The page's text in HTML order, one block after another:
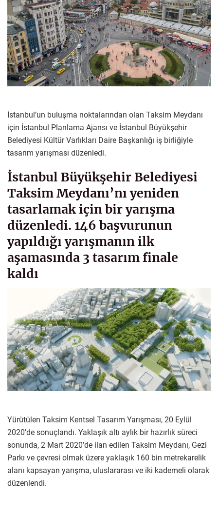
İstanbul’un buluşma noktalarından olan Taksim Meydanı
için İstanbul Planlama Ajansı ve İstanbul Büyükşehir
Belediyesi Kültür Varlıkları Daire Başkanlığı iş birliğiyle
tasarım yarışması düzenledi.
İstanbul Büyükşehir Belediyesi
Taksim Meydanı’nı yeniden
tasarlamak için bir yarışma
düzenledi. 146 başvurunun
yapıldığı yarışmanın ilk
aşamasında 3 tasarım finale
kaldı
Yürütülen Taksim Kentsel Tasarım Yarışması, 20 Eylül
2020’de sonuçlandı. Yaklaşık altı aylık bir hazırlık süreci
sonunda, 2 Mart 2020’de ilan edilen Taksim Meydanı, Gezi
Parkı ve çevresi olmak üzere yaklaşık 160 bin metrekarelik
alanı kapsayan yarışma, uluslararası ve iki kademeli olarak
düzenlendi.